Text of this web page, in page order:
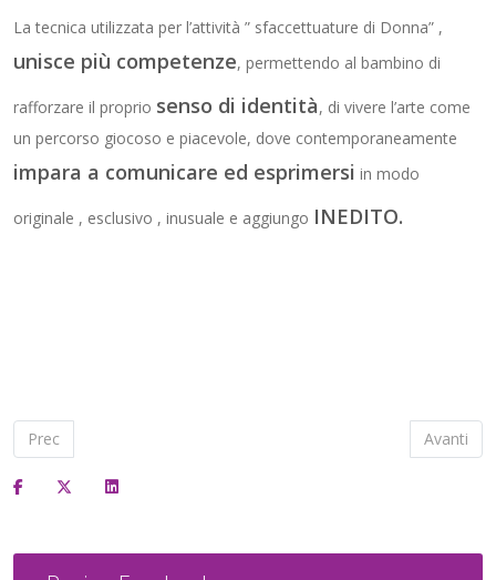
La tecnica utilizzata per l’attività ” sfaccettuature di Donna” ,
unisce più competenze, permettendo al bambino di
rafforzare il proprio senso di identità, di vivere l’arte come
un percorso giocoso e piacevole, dove contemporaneamente
impara a comunicare ed esprimersi in modo
originale , esclusivo , inusuale e aggiungo INEDITO.
Articolo precedente: Il Nano della Meraviglia
Prec Articolo
Avanti